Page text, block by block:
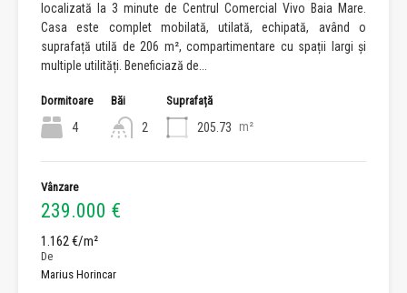
localizată la 3 minute de Centrul Comercial Vivo Baia Mare.
Casa este complet mobilată, utilată, echipată, având o
suprafață utilă de 206 m², compartimentare cu spații largi și
multiple utilități. Beneficiază de...
Dormitoare
4
Băi
2
Suprafață
205.73 m²
Vânzare
239.000 €
1.162 €/m²
De
Marius Horincar